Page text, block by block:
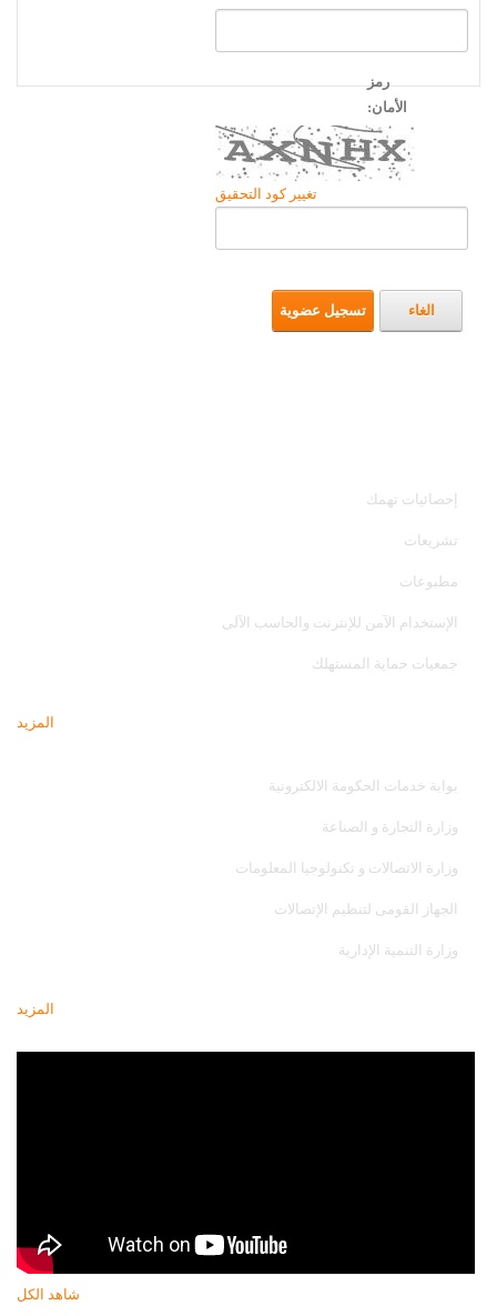
رمز
الأمان:
تغيير كود التحقيق
تسجيل عضوية الغاء
إحصائيات تهمك
تشريعات
مطبوعات
الإستخدام الآمن للإنترنت والحاسب الآلى
جمعيات حماية المستهلك
المزيد
بوابة خدمات الحكومة الالكترونية
وزارة التجارة و الصناعة
وزارة الاتصالات و تكنولوجيا المعلومات
الجهاز القومى لتنظيم الإتصالات
وزارة التنمية الإدارية
المزيد
شاهد الكل